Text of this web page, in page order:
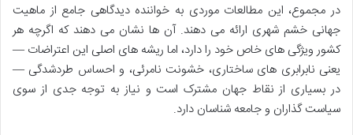
در مجموع، این مطالعات موردی به خواننده دیدگاهی جامع از ماهیت
جهانی خشم شهری ارائه می دهند. آن ها نشان می دهند که اگرچه هر
کشور ویژگی های خاص خود را دارد، اما ریشه های اصلی این اعتراضات —
یعنی نابرابری های ساختاری، خشونت نامرئی، و احساس طردشدگی —
در بسیاری از نقاط جهان مشترک است و نیاز به توجه جدی از سوی
سیاست گذاران و جامعه شناسان دارد.